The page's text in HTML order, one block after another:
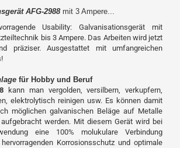
AFG-2988mit 3 Ampere...
Usability: Galvanisationsgerät mit
bis 3 Ampere. Das Arbeiten wird jetzt
präziser. Ausgestattet mit umfangreichen
für Hobby und Beruf
kann man vergolden, versilbern, verkupfern,
elektrolytisch reinigen usw. Es können damit
möglichen galvanischen Beläge auf Metalle
werden. Mit diesem Gerät wird bei
eine 100% molukulare Verbindung
Korrosionsschutz und optimale